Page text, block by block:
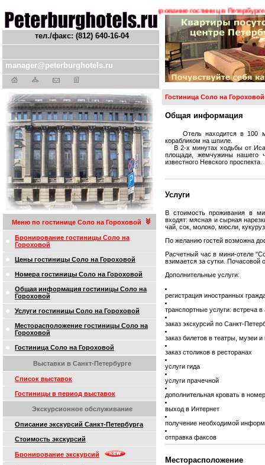
тел./факс: (812) 640-16-04
manager@peterburghotels.ru
! ! ! Гостиницы Санкт-Петербурга. Бронирование гостиниц в Петербурге.
Меню по гостинице Соло на Гороховой
Бронирование гостиницы Соло на
Гороховой
Цены гостиницы Соло на Гороховой
Номера гостиницы Соло на Гороховой
Общая информация гостиницы Соло на
Гороховой
Услуги гостиницы Соло на Гороховой
Месторасположение гостиницы Соло на
Гороховой
Гостиница Соло на Гороховой
Выставки в Санкт-Петербурге
Список выставок
Гостиницы в период выставок
Экскурсионное обслуживание
Описание экскурсий Санкт-Петербурга
Стоимость экскурсий
Бронирование экскурсий
Гостиница Соло на Гороховой
Общая информация
Отель находится в 100
корабликом на шпиле.
В 2-х минутах ходьбы от
площади, жемчужины нашего
известного Невского проспекта.
Услуги
В стоимость проживания в
входят: мясная и сырная
чай, сок, молоко, мюсли,
По желанию гостей возможна
Расчетный час в мини-отеле
взимается за сутки. Почасовой
Дополнительные услуги:
регистрация иностранных
транспортные услуги: встреча
заказ экскурсий по Санкт-
заказ билетов в театры, музеи
заказ столиков в ресторанах
услуги гида
услуги прачечной
дополнительная кровать в номер
выход в Интернет
получение необходимой
отправка факсов
Месторасположение